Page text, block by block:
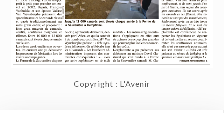
Copyright : L'Avenir